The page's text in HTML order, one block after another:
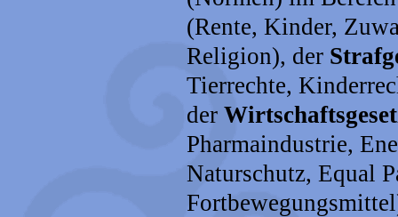
(Rente, Kinder,
Religion), der
Tierrechte,
der
Pharmaindustrie,
Naturschutz, Equal